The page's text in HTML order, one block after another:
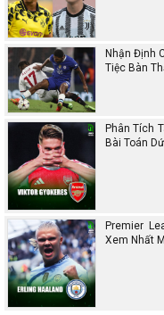
Nhận Định
Tiệc Bàn
Phân Tích
Bài Toán
Premier
Xem Nhất